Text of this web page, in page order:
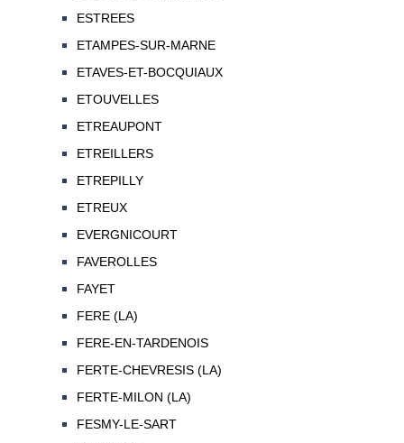
ESTREES
ETAMPES-SUR-MARNE
ETAVES-ET-BOCQUIAUX
ETOUVELLES
ETREAUPONT
ETREILLERS
ETREPILLY
ETREUX
EVERGNICOURT
FAVEROLLES
FAYET
FERE (LA)
FERE-EN-TARDENOIS
FERTE-CHEVRESIS (LA)
FERTE-MILON (LA)
FESMY-LE-SART